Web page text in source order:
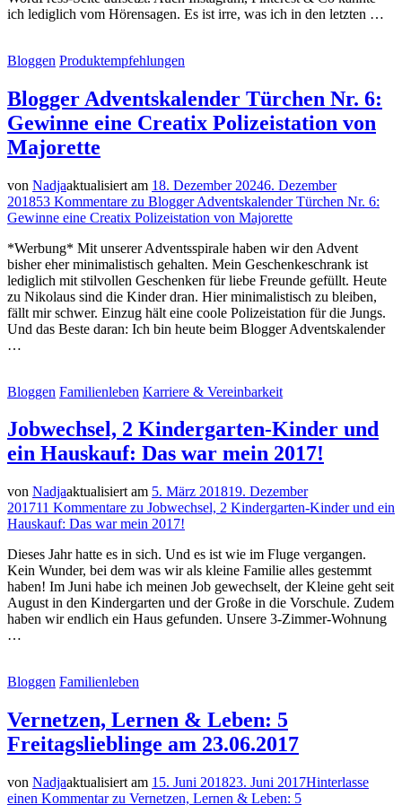
ich lediglich vom Hörensagen. Es ist irre, was ich in den letzten …
Bloggen Produktempfehlungen
Blogger Adventskalender Türchen Nr. 6:
Gewinne eine Creatix Polizeistation von
Majorette
von Nadjaaktualisiert am 18. Dezember 20246. Dezember
201853 Kommentare zu Blogger Adventskalender Türchen Nr. 6:
Gewinne eine Creatix Polizeistation von Majorette
*Werbung* Mit unserer Adventsspirale haben wir den Advent
bisher eher minimalistisch gehalten. Mein Geschenkeschrank ist
lediglich mit stilvollen Geschenken für liebe Freunde gefüllt. Heute
zu Nikolaus sind die Kinder dran. Hier minimalistisch zu bleiben,
fällt mir schwer. Einzug hält eine coole Polizeistation für die Jungs.
Und das Beste daran: Ich bin heute beim Blogger Adventskalender
…
Bloggen Familienleben Karriere & Vereinbarkeit
Jobwechsel, 2 Kindergarten-Kinder und
ein Hauskauf: Das war mein 2017!
von Nadjaaktualisiert am 5. März 201819. Dezember
201711 Kommentare zu Jobwechsel, 2 Kindergarten-Kinder und ein
Hauskauf: Das war mein 2017!
Dieses Jahr hatte es in sich. Und es ist wie im Fluge vergangen.
Kein Wunder, bei dem was wir als kleine Familie alles gestemmt
haben! Im Juni habe ich meinen Job gewechselt, der Kleine geht seit
August in den Kindergarten und der Große in die Vorschule. Zudem
haben wir endlich ein Haus gefunden. Unsere 3-Zimmer-Wohnung
…
Bloggen Familienleben
Vernetzen, Lernen & Leben: 5
Freitagslieblinge am 23.06.2017
von Nadjaaktualisiert am 15. Juni 201823. Juni 2017Hinterlasse
einen Kommentarzu Vernetzen, Lernen & Leben: 5